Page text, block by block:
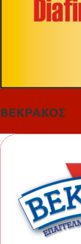
ΒΕΚΡΑΚΟΣ